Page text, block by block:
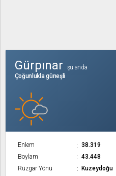
Gürpınar
şu anda
Çoğunlukla güneşli
Enlem
38.319
Boylam
43.448
Rüzgar Yönü
Kuzeydoğu